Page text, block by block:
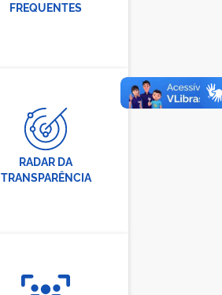
FREQUENTES
RADAR DA
TRANSPARÊNCIA